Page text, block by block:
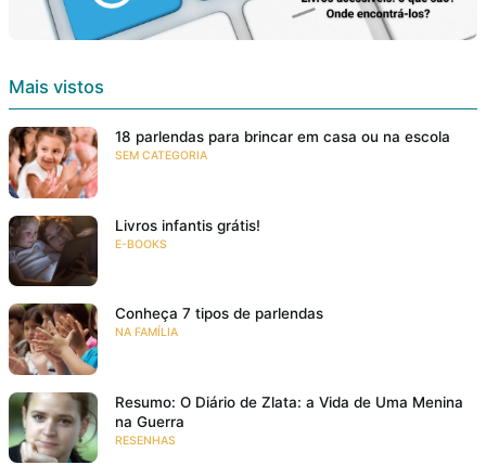
Mais vistos
18 parlendas para brincar em casa ou na escola
SEM CATEGORIA
Livros infantis grátis!
E-BOOKS
Conheça 7 tipos de parlendas
NA FAMÍLIA
Resumo: O Diário de Zlata: a Vida de Uma Menina
na Guerra
RESENHAS